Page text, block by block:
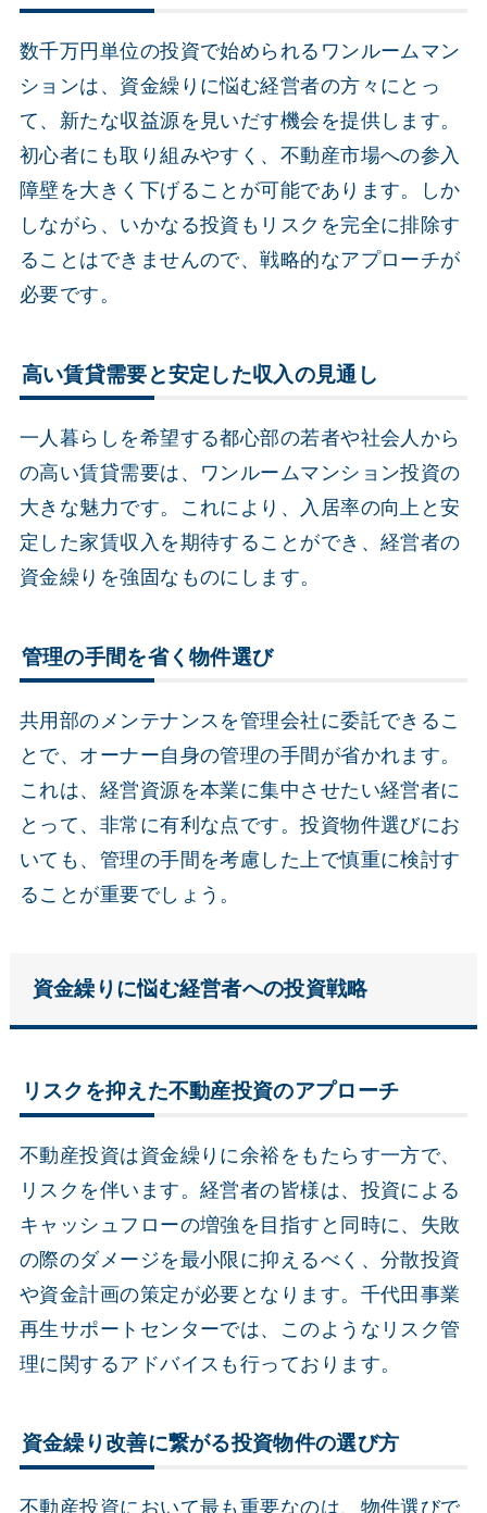
数千万円単位の投資で始められるワンルームマン
ションは、資金繰りに悩む経営者の方々にとっ
て、新たな収益源を見いだす機会を提供します。
初心者にも取り組みやすく、不動産市場への参入
障壁を大きく下げることが可能であります。しか
しながら、いかなる投資もリスクを完全に排除す
ることはできませんので、戦略的なアプローチが
必要です。
高い賃貸需要と安定した収入の見通し
一人暮らしを希望する都心部の若者や社会人から
の高い賃貸需要は、ワンルームマンション投資の
大きな魅力です。これにより、入居率の向上と安
定した家賃収入を期待することができ、経営者の
資金繰りを強固なものにします。
管理の手間を省く物件選び
共用部のメンテナンスを管理会社に委託できるこ
とで、オーナー自身の管理の手間が省かれます。
これは、経営資源を本業に集中させたい経営者に
とって、非常に有利な点です。投資物件選びにお
いても、管理の手間を考慮した上で慎重に検討す
ることが重要でしょう。
資金繰りに悩む経営者への投資戦略
リスクを抑えた不動産投資のアプローチ
不動産投資は資金繰りに余裕をもたらす一方で、
リスクを伴います。経営者の皆様は、投資による
キャッシュフローの増強を目指すと同時に、失敗
の際のダメージを最小限に抑えるべく、分散投資
や資金計画の策定が必要となります。千代田事業
再生サポートセンターでは、このようなリスク管
理に関するアドバイスも行っております。
資金繰り改善に繋がる投資物件の選び方
不動産投資において最も重要なのは、物件選びで